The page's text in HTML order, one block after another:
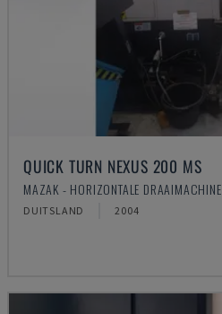
QUICK TURN NEXUS 200 MS
MAZAK - HORIZONTALE DRAAIMACHINE
DUITSLAND 2004